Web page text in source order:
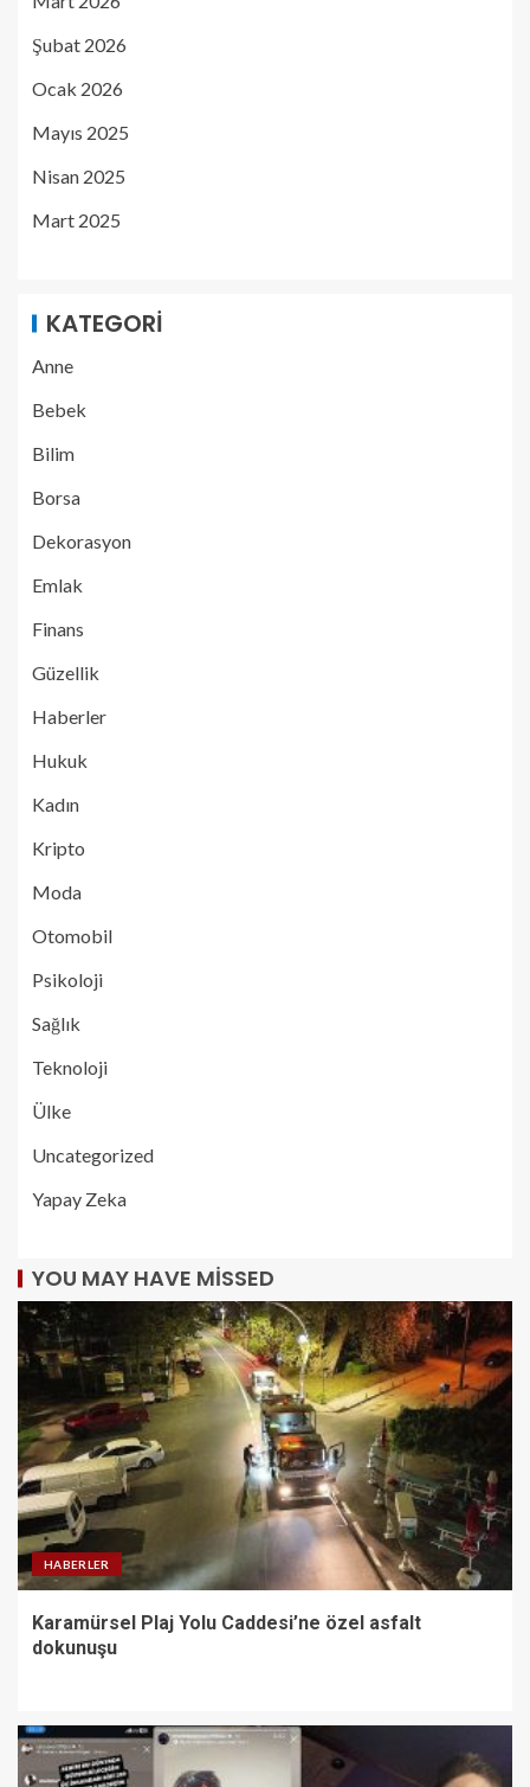
Şubat 2026
Ocak 2026
Mayıs 2025
Nisan 2025
Mart 2025
KATEGORI
Anne
Bebek
Bilim
Borsa
Dekorasyon
Emlak
Finans
Güzellik
Haberler
Hukuk
Kadın
Kripto
Moda
Otomobil
Psikoloji
Sağlık
Teknoloji
Ülke
Uncategorized
Yapay Zeka
YOU MAY HAVE MISSED
HABERLER
Karamürsel Plaj Yolu Caddesi’ne özel asfalt
dokunuşu